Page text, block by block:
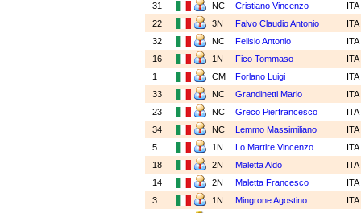
31
NC Cristiano Vincenzo
ITA
22
3N Falvo Claudio Antonio
ITA
32
NC Felisio Antonio
ITA
16
1N Fico Tommaso
ITA
1
CM Forlano Luigi
ITA
33
NC Grandinetti Mario
ITA
23
NC Greco Pierfrancesco
ITA
34
NC Lemmo Massimiliano
ITA
5
1N Lo Martire Vincenzo
ITA
18
2N Maletta Aldo
ITA
14
2N Maletta Francesco
ITA
3
1N Mingrone Agostino
ITA